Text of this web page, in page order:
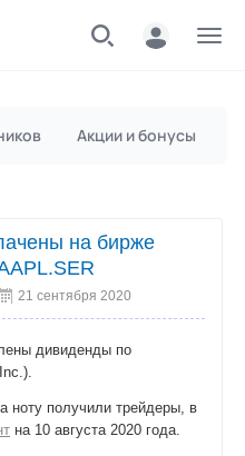
Акции и бонусы
на бирже
21 сентября 2020
дивиденды по
ноту получили трейдеры, в
на 10 августа 2020 года.